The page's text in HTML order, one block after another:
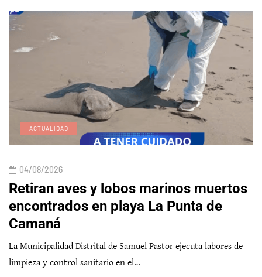
ACTUALIDAD
04/08/2026
Retiran aves y lobos marinos muertos
encontrados en playa La Punta de
Camaná
La Municipalidad Distrital de Samuel Pastor ejecuta labores de
limpieza y control sanitario en el…